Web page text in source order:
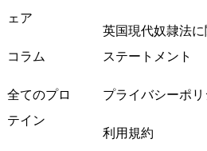
ェア
コラム
全てのプロ
テイン
英国現代奴隷法に
ステートメント
プライバシーポリ
利用規約